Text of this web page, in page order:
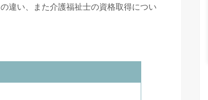
違い、また介護福祉士の資格取得につい